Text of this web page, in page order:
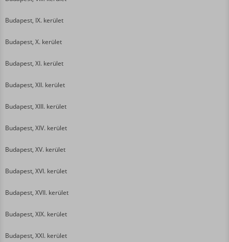
Budapest, IX. kerület
Budapest, X. kerület
Budapest, XI. kerület
Budapest, XII. kerület
Budapest, XIII. kerület
Budapest, XIV. kerület
Budapest, XV. kerület
Budapest, XVI. kerület
Budapest, XVII. kerület
Budapest, XIX. kerület
Budapest, XXI. kerület